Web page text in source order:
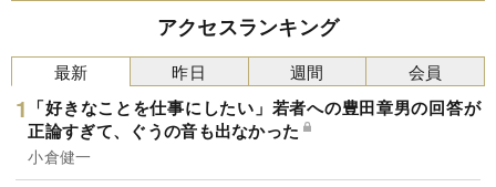
アクセスランキング
最新
「好きなことを仕事にしたい」若者への豊田章男の回答が
正論すぎて、ぐうの音も出なかった
小倉健一
昨日 週間 会員